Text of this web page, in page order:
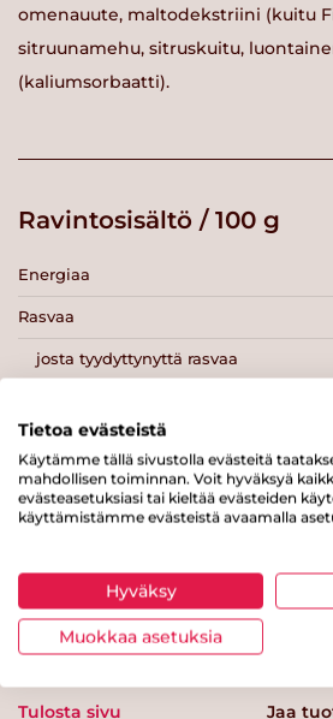
omenauute, maltodekstriini (kuitu
sitruunamehu, sitruskuitu,
(kaliumsorbaatti).
Ravintosisältö / 100 g
Energiaa
Rasvaa
josta tyydyttynyttä rasvaa
josta sokereita
Kuitua
Proteiinia
Suolaa
Tulosta sivu Jaa
Tietoa evästeistä
Käytämme tällä sivustolla evästeitä
mahdollisen toiminnan. Voit hyväksyä
evästeasetuksiasi tai kieltää evästeiden
käyttämistämme evästeistä avaamalla
Hyväksy
Muokkaa asetuksia